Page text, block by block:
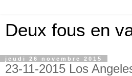
Deux fous en
jeudi 26 novembre 2015
23-11-2015 Los